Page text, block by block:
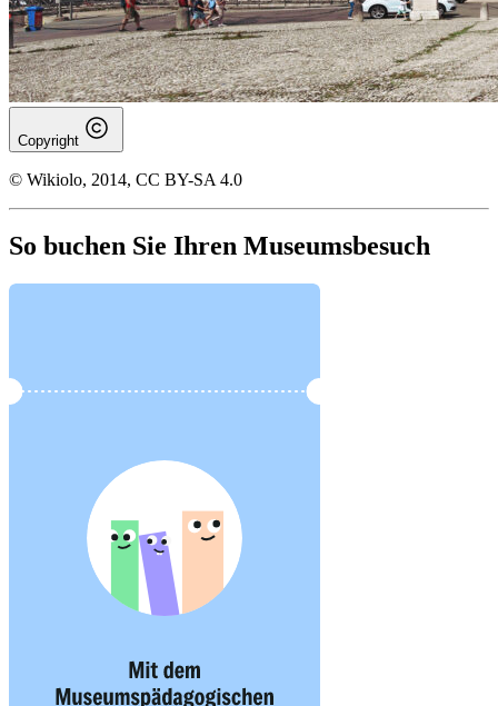
Copyright
© Wikiolo, 2014, CC BY-SA 4.0
So buchen Sie Ihren Museumsbesuch